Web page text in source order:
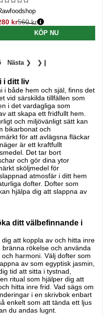
kr pris:
560 kr
KÖP NU
Nästa ❯ ❯❙
i ditt liv
i både hem och själ, finns det
vid särskilda tillfällen som
i det vardagliga som
att skapa ett fridfullt hem.
och miljövänligt sätt kan
bikarbonat och
för att avlägsna fläckar
är ett kraftfullt
Det tar bort
och gör dina ytor
sköljmedel för
atmosfär i ditt hem
dofter. Dofter som
hjälpa dig att slappna av
ditt välbefinnande i
att koppla av och hitta inre
rökelse och använda
harmoni. Välj dofter som
av som egyptisk jasmin,
tid att sitta i tystnad,
ritual som hjälper dig att
hitta inre frid. Vad sägs om
i en skrivbok enbart
enkelt som att tända ett ljus
du andas lugnt.